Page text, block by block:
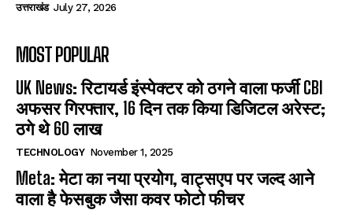
उत्तराखंड July 27, 2026
MOST POPULAR
UK News: रिटायर्ड इंस्पेक्टर को ठगने वाला फर्जी CBI
अफसर गिरफ्तार, 16 दिन तक किया डिजिटल अरेस्ट;
ठगे थे 60 लाख
TECHNOLOGY November 1, 2025
Meta: मेटा का नया प्रयोग, वाट्सएप पर जल्द आने
वाला है फेसबुक जैसा कवर फोटो फीचर